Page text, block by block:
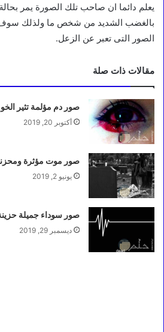
يعلم دائما ان صاحب تلك الصورة يمر
بالغضب الشديد من شخص ما ولذلك
الصور التى تعبر عن الزعل.
مقالات ذات صلة
صور دم مؤلمة تثير
أكتوبر 20, 2019
صور موت مؤثرة
يونيو 2, 2019
صور سوداء جميلة
ديسمبر 29, 2019